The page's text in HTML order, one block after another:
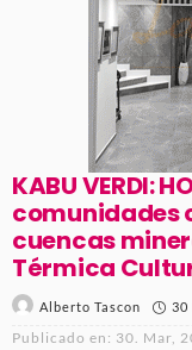
KABU VERDI:
comunidades
cuencas
Térmica
Alberto Tascon 30
Publicado en: 30. Mar,